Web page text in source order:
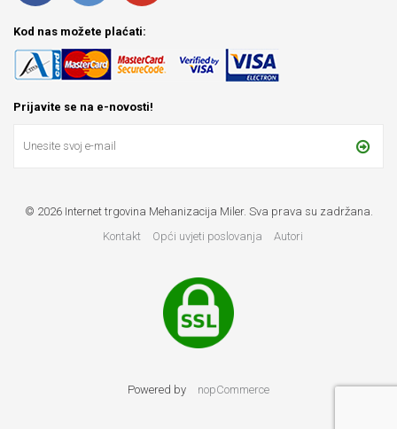
Kod nas možete plaćati:
Prijavite se na e-novosti!
© 2026 Internet trgovina Mehanizacija Miler. Sva prava su zadržana.
Kontakt
Opći uvjeti poslovanja Autori
Powered by nopCommerce